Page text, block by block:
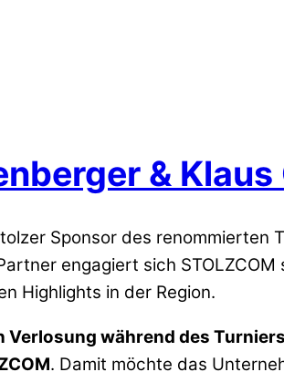
&
Sponsor des renommierten
engagiert sich
Highlights in der Region.
Verlosung während des Turniers
. Damit möchte das